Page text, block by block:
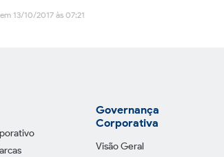
13/10/2017 às 07:21
Governança
Corporativa
Visão Geral